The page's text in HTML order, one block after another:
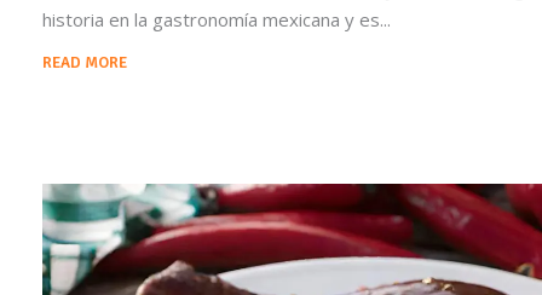
historia en la gastronomía mexicana y es
READ MORE